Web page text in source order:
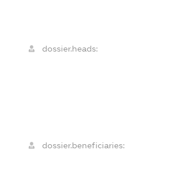
dossier.heads:
dossier.beneficiaries: